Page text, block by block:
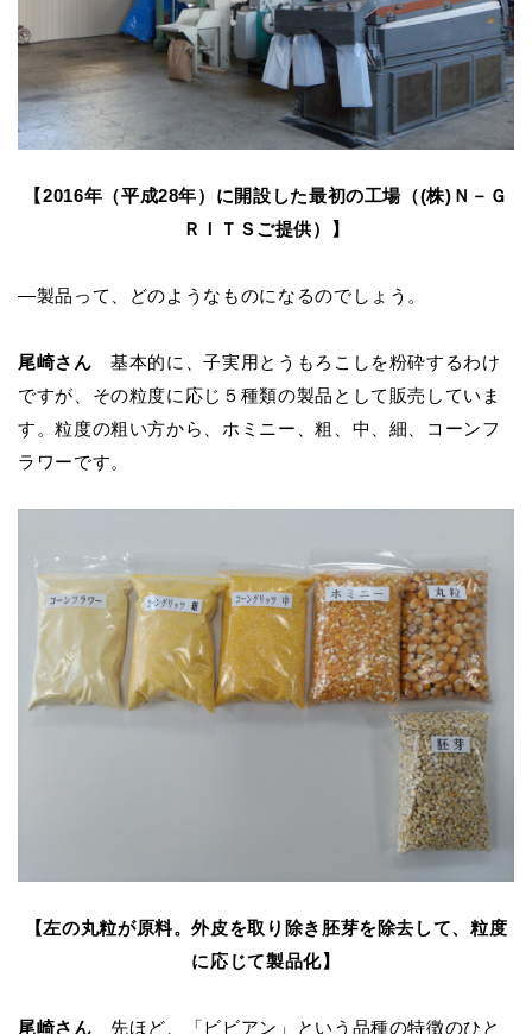
【2016年（平成28年）に開設した最初の工場（(株)Ｎ－Ｇ
ＲＩＴＳご提供）】
―製品って、どのようなものになるのでしょう。
尾崎さん 基本的に、子実用とうもろこしを粉砕するわけ
ですが、その粒度に応じ５種類の製品として販売していま
す。粒度の粗い方から、ホミニー、粗、中、細、コーンフ
ラワーです。
【左の丸粒が原料。外皮を取り除き胚芽を除去して、粒度
に応じて製品化】
尾崎さん 先ほど、「ビビアン」という品種の特徴のひと